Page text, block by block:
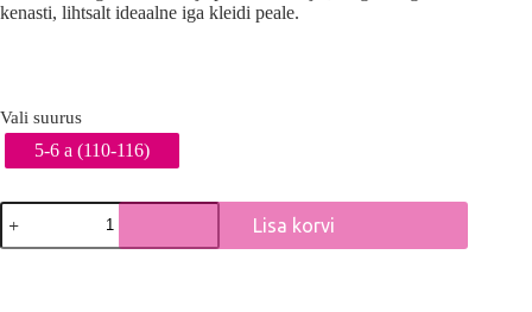
kenasti, lihtsalt ideaalne iga kleidi peale.
Vali suurus
5-6 a (110-116)
Täpilise
voodriga
punane
Lisa korvi